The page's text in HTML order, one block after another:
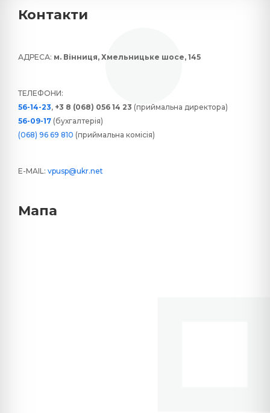
Контакти
АДРЕСА: м. Вінниця, Хмельницьке шосе, 145
ТЕЛЕФОНИ:
56-14-23, +3 8 (068) 056 14 23 (приймальна директора)
56-09-17 (бухгалтерія)
(068) 96 69 810 (приймальна комісія)
E-MAIL: vpusp@ukr.net
Мапа